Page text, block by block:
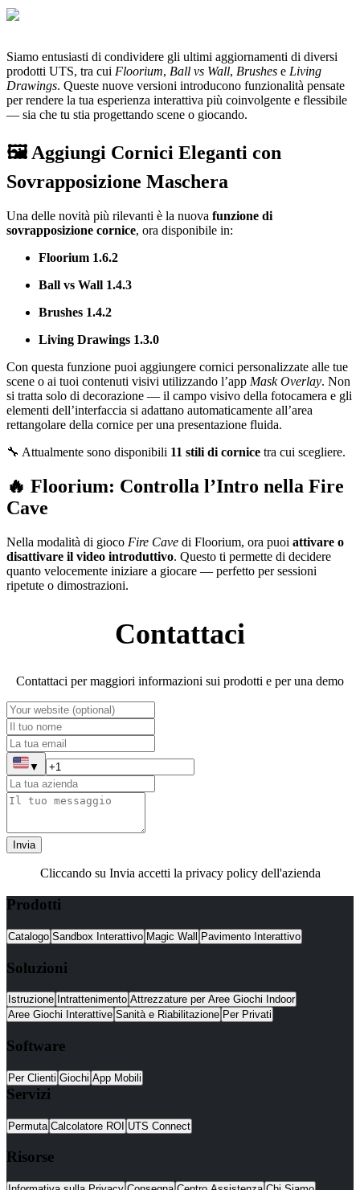
Siamo entusiasti di condividere gli ultimi aggiornamenti di diversi
prodotti UTS, tra cui Floorium, Ball vs Wall, Brushes e Living
Drawings. Queste nuove versioni introducono funzionalità pensate
per rendere la tua esperienza interattiva più coinvolgente e flessibile
— sia che tu stia progettando scene o giocando.
🖼 Aggiungi Cornici Eleganti con
Sovrapposizione Maschera
Una delle novità più rilevanti è la nuova funzione di
sovrapposizione cornice, ora disponibile in:
Floorium 1.6.2
Ball vs Wall 1.4.3
Brushes 1.4.2
Living Drawings 1.3.0
Con questa funzione puoi aggiungere cornici personalizzate alle tue
scene o ai tuoi contenuti visivi utilizzando l’app Mask Overlay. Non
si tratta solo di decorazione — il campo visivo della fotocamera e gli
elementi dell’interfaccia si adattano automaticamente all’area
rettangolare della cornice per una presentazione fluida.
🔧 Attualmente sono disponibili 11 stili di cornice tra cui scegliere.
🔥 Floorium: Controlla l’Intro nella Fire
Cave
Nella modalità di gioco Fire Cave di Floorium, ora puoi attivare o
disattivare il video introduttivo. Questo ti permette di decidere
quanto velocemente iniziare a giocare — perfetto per sessioni
ripetute o dimostrazioni.
Contattaci
Contattaci per maggiori informazioni sui prodotti e per una demo
▼
Invia
Cliccando su Invia accetti la privacy policy dell'azienda
Prodotti
Catalogo Sandbox Interattivo Magic Wall Pavimento Interattivo
Soluzioni
Istruzione Intrattenimento Attrezzature per Aree Giochi Indoor
Aree Giochi Interattive Sanità e Riabilitazione Per Privati
Software
Per Clienti Giochi App Mobili
Servizi
Permuta Calcolatore ROI UTS Connect
Risorse